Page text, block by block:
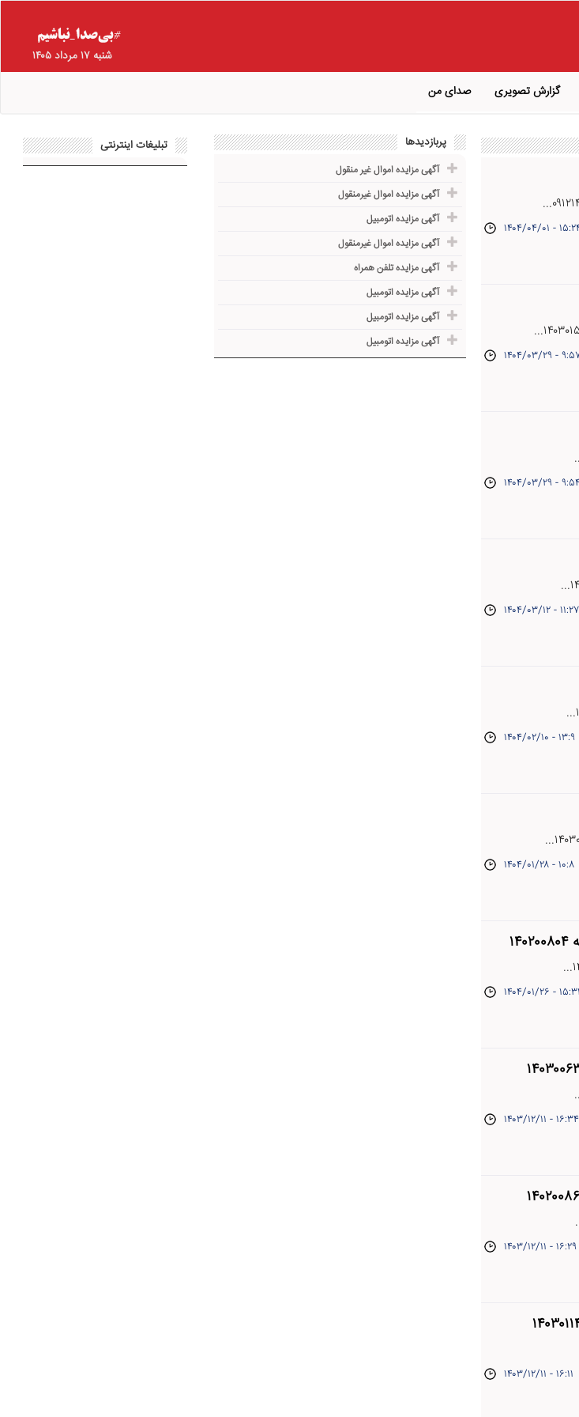
شنبه ۱۷ مرداد ۱۴۰۵
گزارش تصویری صدای من
۰۴/۰۱ - ۱۵:۲۴
۰۳/۲۹ - ۹:۵۷
۱۴۰۴/۰۳/۲۹ - ۹:۵۴
۱۴۰۴/۰۳/۱۲ - ۱۱:۲۷
۱۴۰۴/۰۲/۱۰ - ۱۳:۹
۱۴۰۴/۰۱/۲۸ - ۱۰:۸
۰۱/۲۶ - ۱۵:۳۲
۱۴۰۳/۱۲/۱۱ - ۱۶:۳۴
۱۴۰۳/۱۲/۱۱ - ۱۶:۲۹
۱۴۰۳/۱۲/۱۱ - ۱۶:۱۱
پربازدیدها
آگهی مزایده اموال غیر منقول
آگهی مزایده اموال غیرمنقول
آگهی مزایده اتومبیل
آگهی مزایده اموال غیرمنقول
آگهی مزایده تلفن همراه
آگهی مزایده اتومبیل
آگهی مزایده اتومبیل
آگهی مزایده اتومبیل
تبلیغات اینترنتی